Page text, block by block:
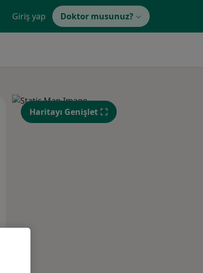
Giriş yap Doktor musunuz?
Ağustos
Sal,
11 Ağustos
Çar,
12 Ağustos
Haritayı Genişlet